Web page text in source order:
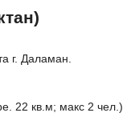
г. Даламан.
22 кв.м; макс 2 чел.)